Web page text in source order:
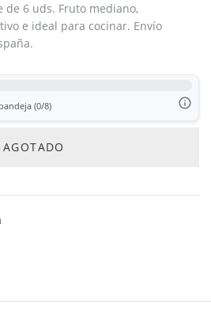
de 6 uds. Fruto mediano,
e ideal para cocinar. Envío
(0/8)
AGOTADO